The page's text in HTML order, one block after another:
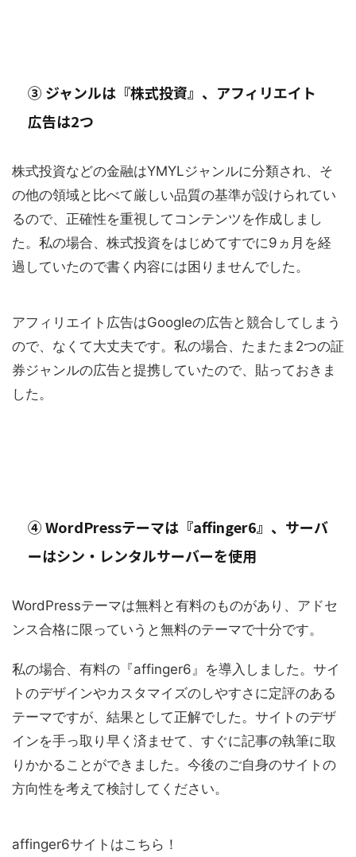
③ ジャンルは『株式投資』、アフィリエイト
広告は2つ
株式投資などの金融はYMYLジャンルに分類され、そ
の他の領域と比べて厳しい品質の基準が設けられてい
るので、正確性を重視してコンテンツを作成しまし
た。私の場合、株式投資をはじめてすでに9ヵ月を経
過していたので書く内容には困りませんでした。
アフィリエイト広告はGoogleの広告と競合してしまう
ので、なくて大丈夫です。私の場合、たまたま2つの証
券ジャンルの広告と提携していたので、貼っておきま
した。
④ WordPressテーマは『affinger6』、サーバ
ーはシン・レンタルサーバーを使用
WordPressテーマは無料と有料のものがあり、アドセ
ンス合格に限っていうと無料のテーマで十分です。
私の場合、有料の『affinger6』を導入しました。サイ
トのデザインやカスタマイズのしやすさに定評のある
テーマですが、結果として正解でした。サイトのデザ
インを手っ取り早く済ませて、すぐに記事の執筆に取
りかかることができました。今後のご自身のサイトの
方向性を考えて検討してください。
affinger6サイトはこちら！